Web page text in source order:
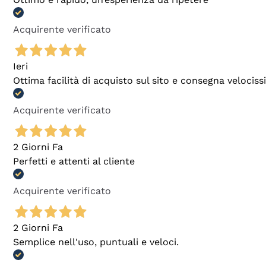
Acquirente verificato
Ieri
Ottima facilità di acquisto sul sito e consegna
Acquirente verificato
2 Giorni Fa
Perfetti e attenti al cliente
Acquirente verificato
2 Giorni Fa
Semplice nell'uso, puntuali e veloci.